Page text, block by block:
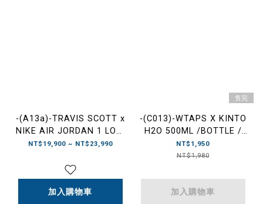
-(A13a)-TRAVIS SCOTT x
NIKE AIR JORDAN 1 LOW
OG "MEDIUM OLIVE" 倒勾
NT$19,900 ~ NT$23,990
加入購物車
售完
-(C013)-WTAPS X KINTO
H2O 500ML /BOTTLE /
STEEL FW24 真空 不鏽鋼
旅行瓶 保溫瓶 黑/墨
NT$1,950
NT$1,980
加入購物車